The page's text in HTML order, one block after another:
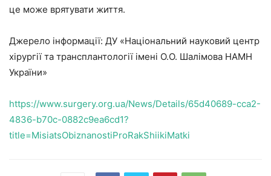
це може врятувати життя.
Джерело інформації: ДУ «Національний науковий центр
хірургії та трансплантології імені О.О. Шалімова НАМН
України»
https://www.surgery.org.ua/News/Details/65d40689-cca2-
4836-b70c-0882c9ea6cd1?
title=MisiatsObiznanostiProRakShiikiMatki